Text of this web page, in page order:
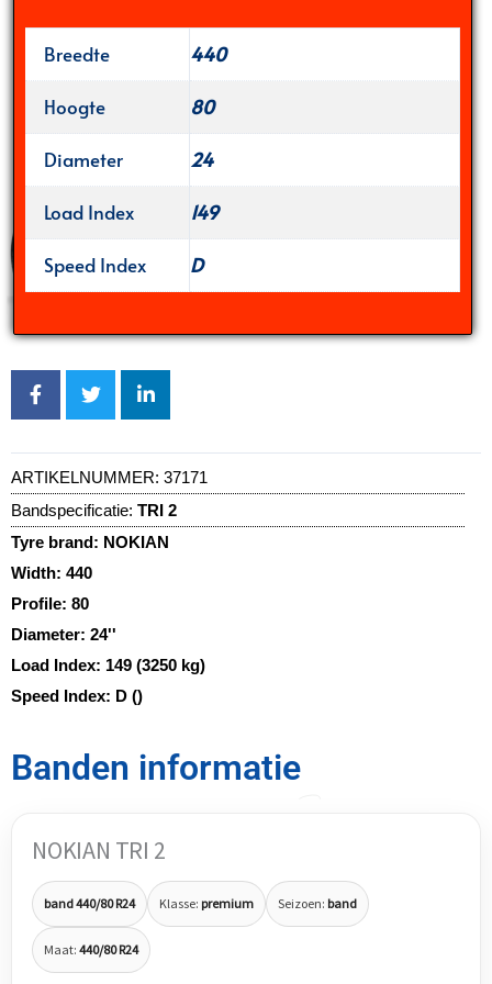
Breedte
440
Hoogte
80
Diameter
24
Load Index
149
Speed Index
D
ARTIKELNUMMER: 37171
Bandspecificatie: TRI 2
Tyre brand: NOKIAN
Width: 440
Profile: 80
Diameter: 24''
Load Index: 149 (3250 kg)
Speed Index: D ()
Banden informatie
NOKIAN TRI 2
band 440/80 R24 Klasse: premium Seizoen: band
Maat: 440/80 R24